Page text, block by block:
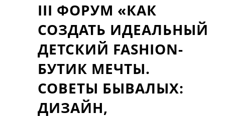
III ФОРУМ «КАК
СОЗДАТЬ ИДЕАЛЬНЫЙ
ДЕТСКИЙ FASHION-
БУТИК МЕЧТЫ.
СОВЕТЫ БЫВАЛЫХ:
ДИЗАЙН,